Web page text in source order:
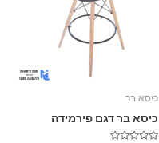
כיסא בר
כיסא בר דגם פירמידה
סוגים.
ניתן
לבחור
האפשרויות